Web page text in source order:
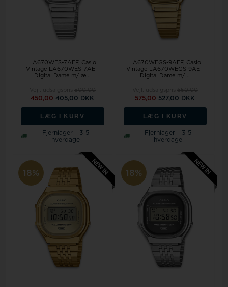
LA670WES-7AEF, Casio
Vintage LA670WES-7AEF
Digital Dame m/læ...
450,00405,00 DKK
LÆG I KURV
Fjernlager - 3-5
hverdage
LA670WEGS-9AEF, Casio
Vintage LA670WEGS-9AEF
Digital Dame m/...
575,00527,00 DKK
LÆG I KURV
Fjernlager - 3-5
hverdage
18% 18%